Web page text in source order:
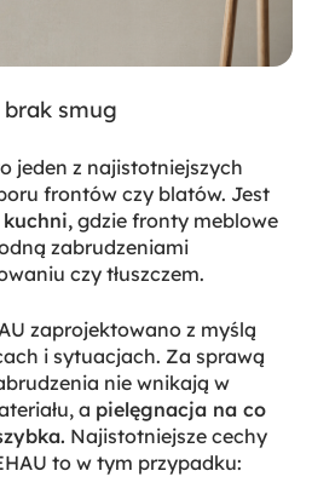
smug
jeden z najistotniejszych
frontów czy blatów. Jest
kuchni, gdzie fronty meblowe
zabrudzeniami
czy tłuszczem.
zaprojektowano z myślą
i sytuacjach. Za sprawą
nie wnikają w
a pielęgnacja na co
Najistotniejsze cechy
to w tym przypadku: